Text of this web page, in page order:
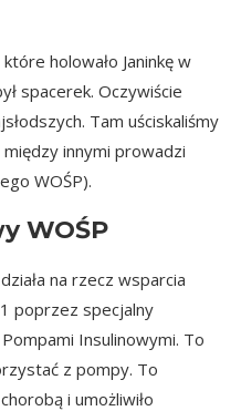
holowało Janinkę w
spacerek. Oczywiście
Tam uściskaliśmy
między innymi prowadzi
WOŚP).
WOŚP
na rzecz wsparcia
poprzez specjalny
Insulinowymi. To
z pompy. To
i umożliwiło